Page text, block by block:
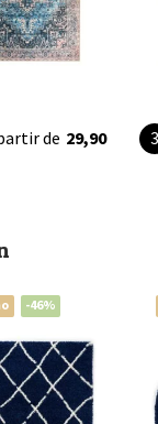
de 29,90
-46%